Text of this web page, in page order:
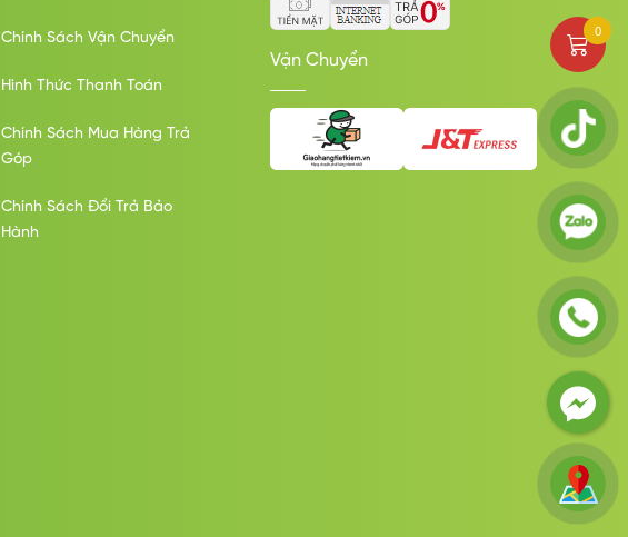
eSIM
Hỗ trợ nghe gọi:
Nghe gọi độc lập
Tiện ích đặc biệt:
Phát hiện té ngãKết nối bluetooth với
Chống nước 5 ATM - ISO 22810:2010
Chính Sách Vận Chuyển
Hình Thức Thanh Toán
Chính Sách Mua Hàng Trả
Góp
Chính Sách Đổi Trả Bảo
Hành
Vận Chuyển
0